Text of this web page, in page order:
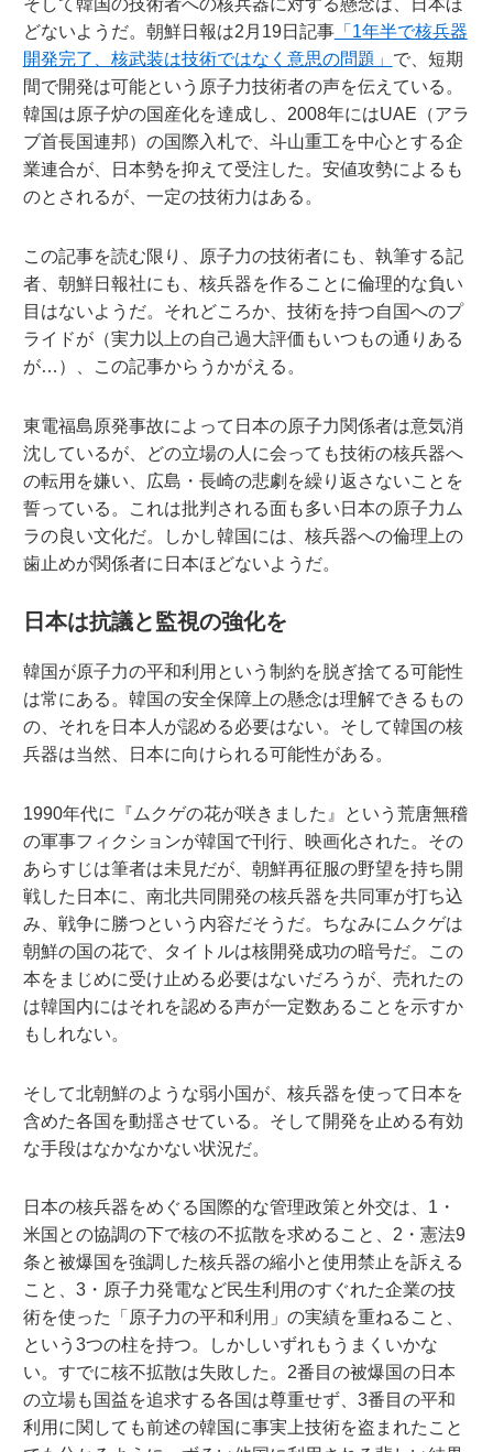
そして韓国の技術者への核兵器に対する懸念は、日本ほ
どないようだ。朝鮮日報は2月19日記事「1年半で核兵器
開発完了、核武装は技術ではなく意思の問題」 で、短期
間で開発は可能という原子力技術者の声を伝えている。
韓国は原子炉の国産化を達成し、2008年にはUAE（アラ
ブ首長国連邦）の国際入札で、斗山重工を中心とする企
業連合が、日本勢を抑えて受注した。安値攻勢によるも
のとされるが、一定の技術力はある。
この記事を読む限り、原子力の技術者にも、執筆する記
者、朝鮮日報社にも、核兵器を作ることに倫理的な負い
目はないようだ。それどころか、技術を持つ自国へのプ
ライドが（実力以上の自己過大評価もいつもの通りある
が…）、この記事からうかがえる。
東電福島原発事故によって日本の原子力関係者は意気消
沈しているが、どの立場の人に会っても技術の核兵器へ
の転用を嫌い、広島・長崎の悲劇を繰り返さないことを
誓っている。これは批判される面も多い日本の原子力ム
ラの良い文化だ。しかし韓国には、核兵器への倫理上の
歯止めが関係者に日本ほどないようだ。
日本は抗議と監視の強化を
韓国が原子力の平和利用という制約を脱ぎ捨てる可能性
は常にある。韓国の安全保障上の懸念は理解できるもの
の、それを日本人が認める必要はない。そして韓国の核
兵器は当然、日本に向けられる可能性がある。
1990年代に『ムクゲの花が咲きました』という荒唐無稽
の軍事フィクションが韓国で刊行、映画化された。その
あらすじは筆者は未見だが、朝鮮再征服の野望を持ち開
戦した日本に、南北共同開発の核兵器を共同軍が打ち込
み、戦争に勝つという内容だそうだ。ちなみにムクゲは
朝鮮の国の花で、タイトルは核開発成功の暗号だ。この
本をまじめに受け止める必要はないだろうが、売れたの
は韓国内にはそれを認める声が一定数あることを示すか
もしれない。
そして北朝鮮のような弱小国が、核兵器を使って日本を
含めた各国を動揺させている。そして開発を止める有効
な手段はなかなかない状況だ。
日本の核兵器をめぐる国際的な管理政策と外交は、1・
米国との協調の下で核の不拡散を求めること、2・憲法9
条と被爆国を強調した核兵器の縮小と使用禁止を訴える
こと、3・原子力発電など民生利用のすぐれた企業の技
術を使った「原子力の平和利用」の実績を重ねること、
という3つの柱を持つ。しかしいずれもうまくいかな
い。すでに核不拡散は失敗した。2番目の被爆国の日本
の立場も国益を追求する各国は尊重せず、3番目の平和
利用に関しても前述の韓国に事実上技術を盗まれたこと